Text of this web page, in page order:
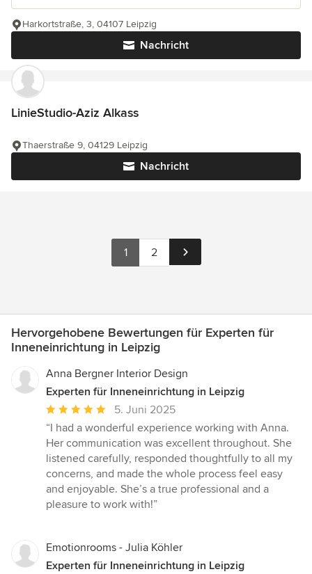
Nachricht
Harkortstraße, 3, 04107 Leipzig
LinieStudio-Aziz Alkass
Nachricht
Thaerstraße 9, 04129 Leipzig
1 2
Hervorgehobene Bewertungen für Experten für
Inneneinrichtung in Leipzig
Anna Bergner Interior Design
Experten für Inneneinrichtung in Leipzig
Durchschnittliche
Bewertung:
5
von
5
Sternen
5. Juni 2025
“I had a wonderful experience working with Anna.
Her communication was excellent throughout. She
listened carefully, responded thoughtfully to all my
concerns, and made the whole process feel easy
and enjoyable. She’s a true professional and a
pleasure to work with!”
Emotionrooms - Julia Köhler
Experten für Inneneinrichtung in Leipzig